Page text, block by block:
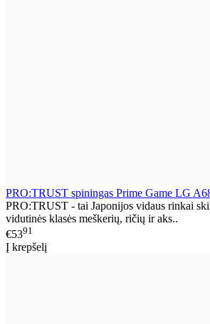
PRO:TRUST spiningas Prime Game LG
PRO:TRUST - tai Japonijos vidaus rinkai
vidutinės klasės meškerių, ričių ir aks..
€5391
Į krepšelį